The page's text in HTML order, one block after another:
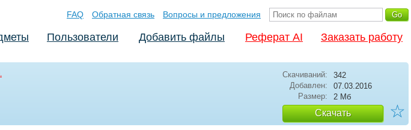
FAQ Обратная связь Вопросы и предложения
Пользователи Добавить файлы Реферат AI Заказать работу
Скачиваний:
342
Добавлен:
07.03.2016
Размер:
2 Мб
Скачать ☆